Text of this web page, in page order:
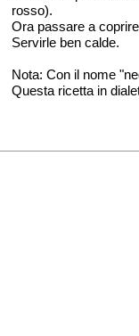
rosso).
Ora passare a
Servirle ben calde.
Nota: Con il nome
Questa ricetta in